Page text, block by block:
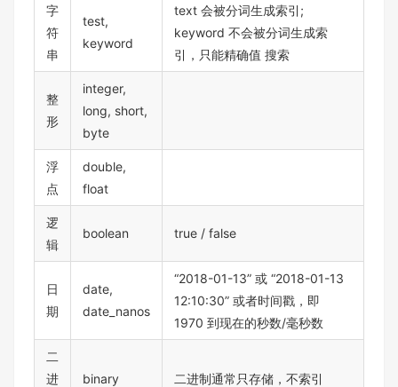
字
符
串
test,
keyword
text 会被分词生成索引;
keyword 不会被分词生成索
引，只能精确值 搜索
整
形
integer,
long, short,
byte
浮
点
double,
float
逻
辑
boolean true / false
日
期
date,
date_nanos
“2018-01-13” 或 “2018-01-13
12:10:30” 或者时间戳，即
1970 到现在的秒数/毫秒数
二
进
binary 二进制通常只存储，不索引